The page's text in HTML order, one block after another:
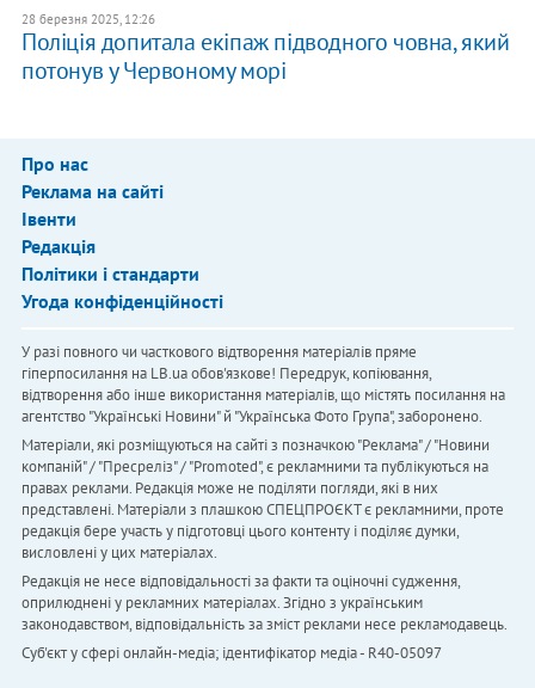
28 березня 2025, 12:26
Поліція допитала екіпаж підводного човна, який
потонув у Червоному морі
Про нас
Реклама на сайті
Івенти
Редакція
Політики і стандарти
Угода конфіденційності
У разі повного чи часткового відтворення матеріалів пряме
гіперпосилання на LB.ua обов'язкове! Передрук, копіювання,
відтворення або інше використання матеріалів, що містять посилання на
агентство "Українськi Новини" й "Українська Фото Група", заборонено.
Матеріали, які розміщуються на сайті з позначкою "Реклама" / "Новини
компаній" / "Пресреліз" / "Promoted", є рекламними та публікуються на
правах реклами. Редакція може не поділяти погляди, які в них
представлені. Матеріали з плашкою СПЕЦПРОЄКТ є рекламними, проте
редакція бере участь у підготовці цього контенту і поділяє думки,
висловлені у цих матеріалах.
Редакція не несе відповідальності за факти та оціночні судження,
оприлюднені у рекламних матеріалах. Згідно з українським
законодавством, відповідальність за зміст реклами несе рекламодавець.
Cуб'єкт у сфері онлайн-медіа; ідентифікатор медіа - R40-05097